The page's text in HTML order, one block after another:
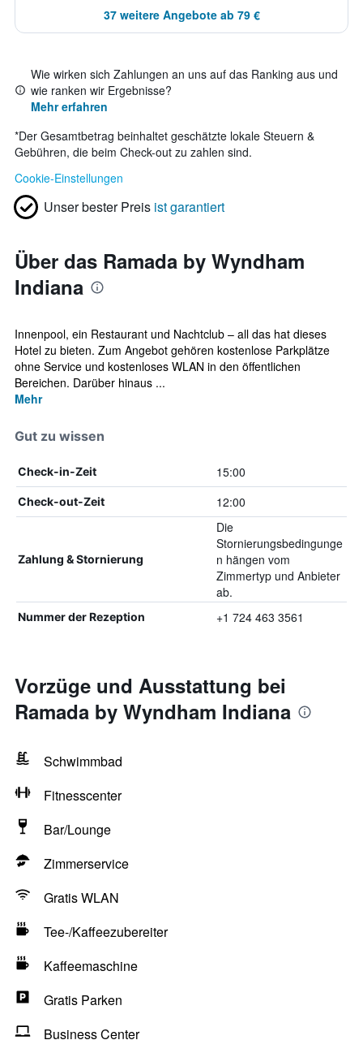
37 weitere Angebote ab 79 €
Wie wirken sich Zahlungen an uns auf das Ranking aus und
wie ranken wir Ergebnisse?
Mehr erfahren
*Der Gesamtbetrag beinhaltet geschätzte lokale Steuern &
Gebühren, die beim Check-out zu zahlen sind.
Cookie-Einstellungen
Unser bester Preis ist garantiert
Über das Ramada by Wyndham
Indiana
Innenpool, ein Restaurant und Nachtclub – all das hat dieses
Hotel zu bieten. Zum Angebot gehören kostenlose Parkplätze
ohne Service und kostenloses WLAN in den öffentlichen
Bereichen. Darüber hinaus ...
Mehr
Gut zu wissen
Check-in-Zeit 15:00
Check-out-Zeit 12:00
Zahlung & Stornierung
Die
Stornierungsbedingunge
n hängen vom
Zimmertyp und Anbieter
ab.
Nummer der Rezeption +1 724 463 3561
Vorzüge und Ausstattung bei
Ramada by Wyndham Indiana
Schwimmbad
Fitnesscenter
Bar/Lounge
Zimmerservice
Gratis WLAN
Tee-/Kaffeezubereiter
Kaffeemaschine
Gratis Parken
Business Center